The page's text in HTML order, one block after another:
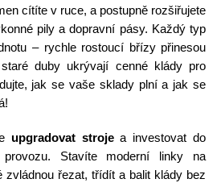
cítíte v ruce, a postupně rozšiřujete
pily a dopravní pásy. Každý typ
– rychle rostoucí břízy přinesou
duby ukrývají cenné klády pro
jak se vaše sklady plní a jak se
upgradovat strojea investovat do
Stavíte moderní linky na
zvládnou řezat, třídít a balit klády bez